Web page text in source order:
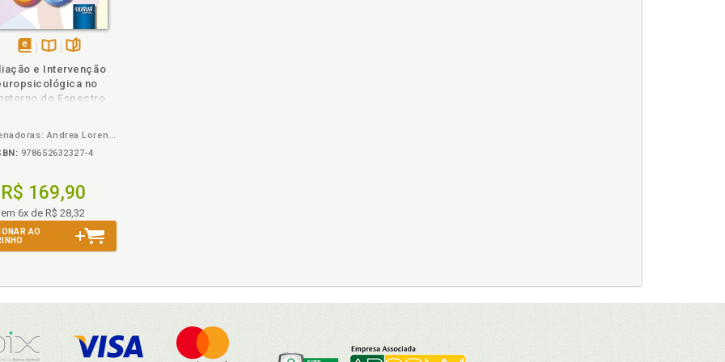
em
eBook
na
B.V.
e Intervenção
no
do Espectro
Coordenadoras: Andrea Lorena da Costa Stravogiannis, Aline Dalacqua Mosko
978652632327-4
R$ 169,90
em 6x de R$ 28,32
AO